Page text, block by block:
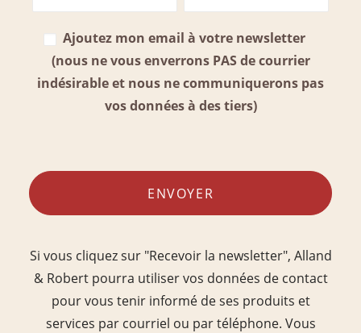
Ajoutez mon email à votre newsletter
(nous ne vous enverrons PAS de courrier
indésirable et nous ne communiquerons pas
vos données à des tiers)
Si vous cliquez sur "Recevoir la newsletter", Alland
& Robert pourra utiliser vos données de contact
pour vous tenir informé de ses produits et
services par courriel ou par téléphone. Vous